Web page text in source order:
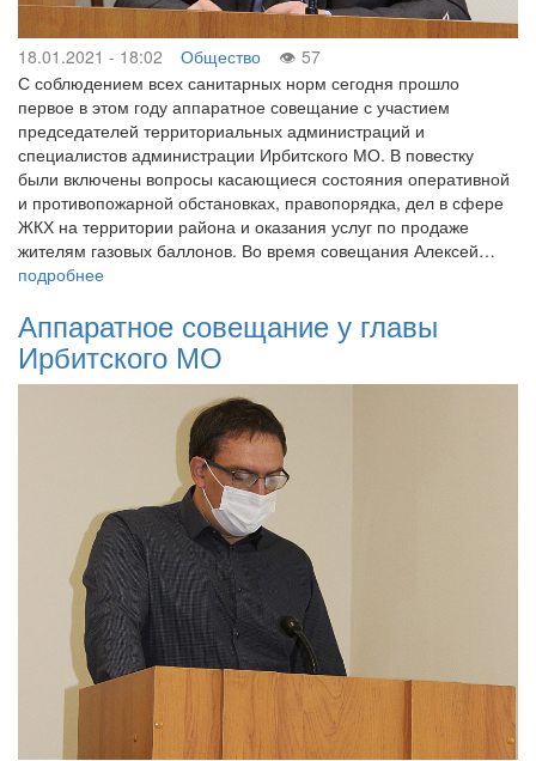
18.01.2021 - 18:02 Общество
57
С соблюдением всех санитарных норм сегодня прошло
первое в этом году аппаратное совещание с участием
председателей территориальных администраций и
специалистов администрации Ирбитского МО. В повестку
были включены вопросы касающиеся состояния оперативной
и противопожарной обстановках, правопорядка, дел в сфере
ЖКХ на территории района и оказания услуг по продаже
жителям газовых баллонов. Во время совещания Алексей…
подробнее
Аппаратное совещание у главы
Ирбитского МО